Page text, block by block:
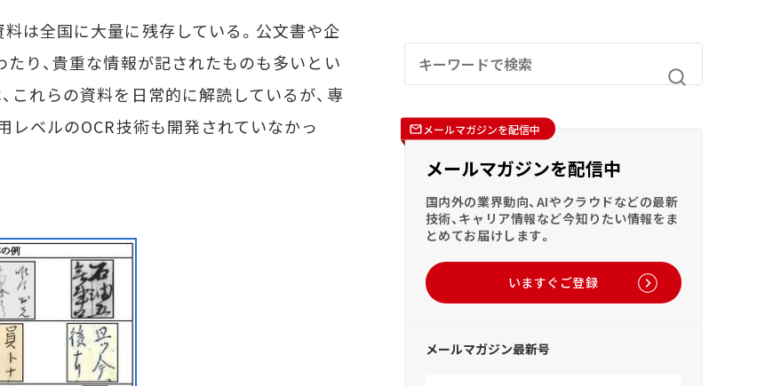
は全国に大量に残存している。公文書や企
たり、貴重な情報が記されたものも多いとい
これらの資料を日常的に解読しているが、専
レベルのOCR技術も開発されていなかっ
メールマガジンを配信中
メールマガジンを配信中
国内外の業界動向、AIやクラウドなどの最新
技術、キャリア情報など今知りたい情報をま
とめてお届けします。
いますぐご登録
メールマガジン最新号